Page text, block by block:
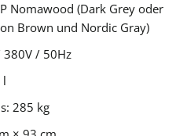
Nomawood (Dark Grey oder
Brown und Nordic Gray)
380V / 50Hz
l
285 kg